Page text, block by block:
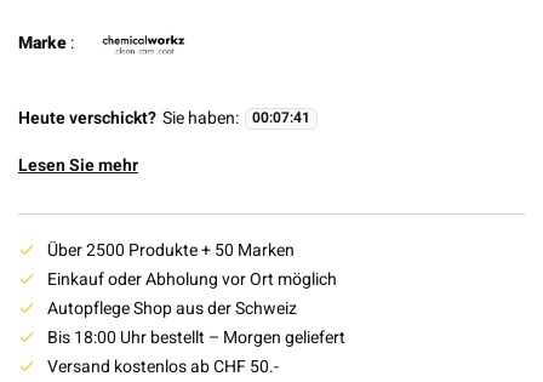
Marke:
Heute verschickt? Sie haben: 00:07:41
Lesen Sie mehr
Über 2500 Produkte + 50 Marken
Einkauf oder Abholung vor Ort möglich
Autopflege Shop aus der Schweiz
Bis 18:00 Uhr bestellt – Morgen geliefert
Versand kostenlos ab CHF 50.-